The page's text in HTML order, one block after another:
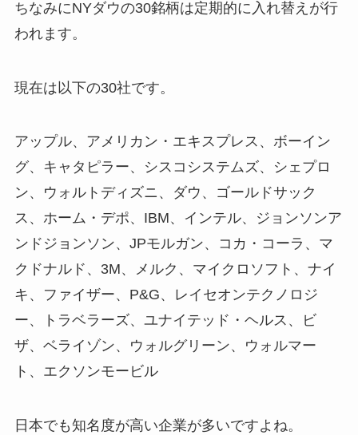
ちなみにNYダウの30銘柄は定期的に入れ替えが行
われます。
現在は以下の30社です。
アップル、アメリカン・エキスプレス、ボーイン
グ、キャタピラー、シスコシステムズ、シェプロ
ン、ウォルトディズニ、ダウ、ゴールドサック
ス、ホーム・デポ、IBM、インテル、ジョンソンア
ンドジョンソン、JPモルガン、コカ・コーラ、マ
クドナルド、3M、メルク、マイクロソフト、ナイ
キ、ファイザー、P&G、レイセオンテクノロジ
ー、トラベラーズ、ユナイテッド・ヘルス、ビ
ザ、ベライゾン、ウォルグリーン、ウォルマー
ト、エクソンモービル
日本でも知名度が高い企業が多いですよね。